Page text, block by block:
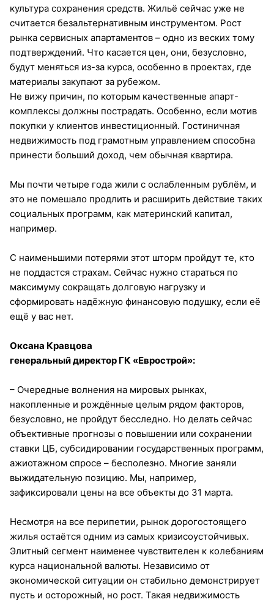
культура сохранения средств. Жильё сейчас уже не
считается безальтернативным инструментом. Рост
рынка сервисных апартаментов – одно из веских тому
подтверждений. Что касается цен, они, безусловно,
будут меняться из-за курса, особенно в проектах, где
материалы закупают за рубежом.
Не вижу причин, по которым качественные апарт-
комплексы должны пострадать. Особенно, если мотив
покупки у клиентов инвестиционный. Гостиничная
недвижимость под грамотным управлением способна
принести больший доход, чем обычная квартира.
Мы почти четыре года жили с ослабленным рублём, и
это не помешало продлить и расширить действие таких
социальных программ, как материнский капитал,
например.
С наименьшими потерями этот шторм пройдут те, кто
не поддастся страхам. Сейчас нужно стараться по
максимуму сокращать долговую нагрузку и
сформировать надёжную финансовую подушку, если её
ещё у вас нет.
Оксана Кравцова
генеральный директор ГК «Еврострой»:
– Очередные волнения на мировых рынках,
накопленные и рождённые целым рядом факторов,
безусловно, не пройдут бесследно. Но делать сейчас
объективные прогнозы о повышении или сохранении
ставки ЦБ, субсидировании государственных программ,
ажиотажном спросе – бесполезно. Многие заняли
выжидательную позицию. Мы, например,
зафиксировали цены на все объекты до 31 марта.
Несмотря на все перипетии, рынок дорогостоящего
жилья остаётся одним из самых кризисоустойчивых.
Элитный сегмент наименее чувствителен к колебаниям
курса национальной валюты. Независимо от
экономической ситуации он стабильно демонстрирует
пусть и осторожный, но рост. Такая недвижимость